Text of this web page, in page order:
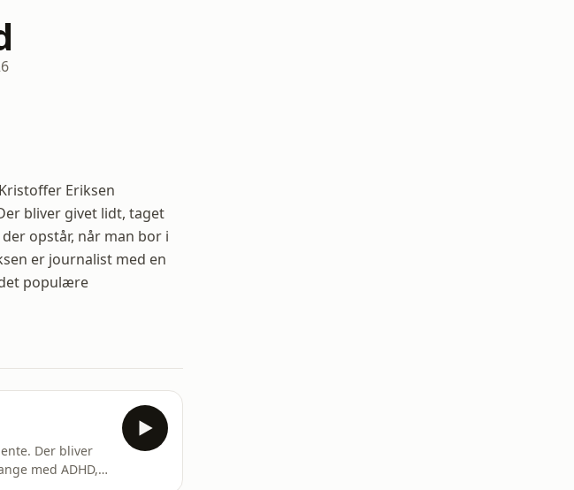
Eriksen
bliver givet lidt, taget
opstår, når man bor i
er journalist med en
populære
Der bliver
med ADHD,